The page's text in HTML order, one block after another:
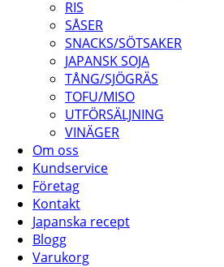
RIS
SÅSER
SNACKS/SÖTSAKER
JAPANSK SOJA
TÅNG/SJÖGRÄS
TOFU/MISO
UTFÖRSÄLJNING
VINÄGER
Om oss
Kundservice
Företag
Kontakt
Japanska recept
Blogg
Varukorg